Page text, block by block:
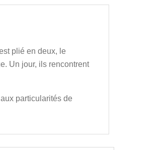
plié en deux, le
Un jour, ils rencontrent
particularités de